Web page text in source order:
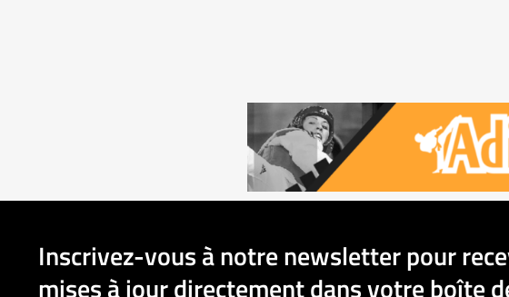
Inscrivez-vous à notre newsletter pour
mises à jour directement dans votre boîte